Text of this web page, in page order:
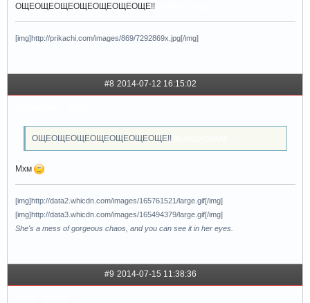
ОЩЕОЩЕОЩЕОЩЕОЩЕОЩЕОЩЕ!!
[img]http://prikachi.com/images/869/7292869x.jpg[/img]
#8 2014-07-12 16:15:02
ОЩЕОЩЕОЩЕОЩЕОЩЕОЩЕОЩЕ!!
Мхм
[img]http://data2.whicdn.com/images/165761521/large.gif[/img]
[img]http://data3.whicdn.com/images/165494379/large.gif[/img]
She's a mess of gorgeous chaos, and you can see it in her eyes.
#9 2014-07-15 11:38:36